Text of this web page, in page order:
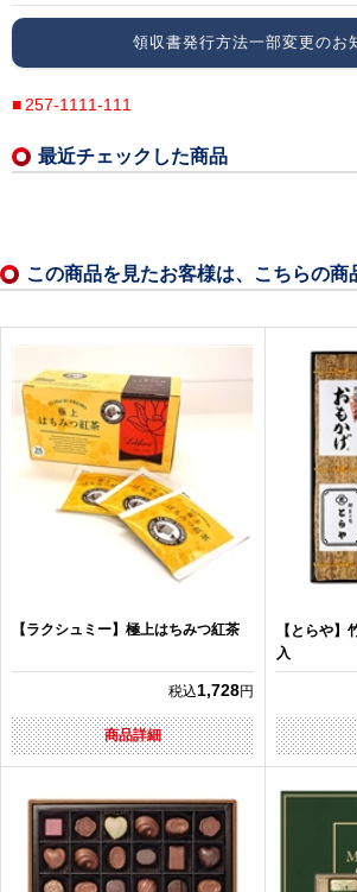
領収書発行方法一部変更のお
257-1111-111
最近チェックした商品
この商品を見たお客様は、こちらの商
【ラクシュミー】極上はちみつ紅茶
税込1,728円
商品詳細
【とらや
入